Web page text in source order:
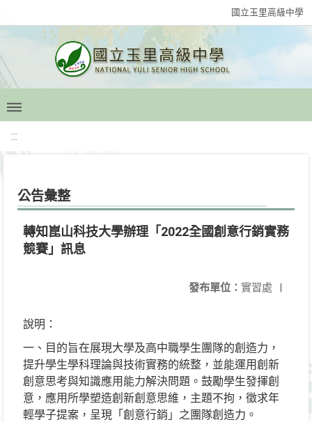
國立玉里高級中學
:::
公告彙整
轉知崑山科技大學辦理「2022全國創意行銷實務
競賽」訊息
發布單位： 實習處 |
說明：
一、目的旨在展現大學及高中職學生團隊的創造力，
提升學生學科理論與技術實務的統整，並能運用創新
創意思考與知識應用能力解決問題。鼓勵學生發揮創
意，應用所學塑造創新創意思維，主題不拘，徵求年
輕學子提案，呈現「創意行銷」之團隊創造力。